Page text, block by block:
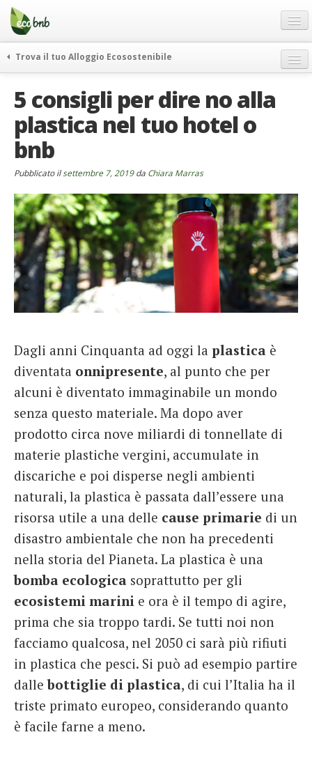
Menu
Salta
contenuto
Offerte Speciali
Regali
FAQ
Chi Siamo
Partner
Contatti
Italiano
German
English
Spanish
Italiano
Trova il tuo Alloggio Ecosostenibile
itinerari
curiosità
vivere e viaggiare verde
rassegna stampa
5 consigli per dire no alla
plastica nel tuo hotel o
bnb
Pubblicato ilsettembre 7, 2019da Chiara Marras
Dagli anni Cinquanta ad oggi la plastica è
diventata onnipresente, al punto che per
alcuni è diventato immaginabile un mondo
senza questo materiale. Ma dopo aver
prodotto circa nove miliardi di tonnellate di
materie plastiche vergini, accumulate in
discariche e poi disperse negli ambienti
naturali, la plastica è passata dall’essere una
risorsa utile a una delle cause primarie di un
disastro ambientale che non ha precedenti
nella storia del Pianeta. La plastica è una
bomba ecologica soprattutto per gli
ecosistemi marini e ora è il tempo di agire,
prima che sia troppo tardi. Se tutti noi non
facciamo qualcosa, nel 2050 ci sarà più rifiuti
in plastica che pesci. Si può ad esempio partire
dallebottiglie di plastica, di cui l’Italia ha il
triste primato europeo, considerando quanto
è facile farne a meno.